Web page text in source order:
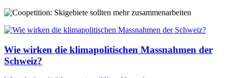
Wie wirken die klimapolitischen Massnahmen der
Schweiz?